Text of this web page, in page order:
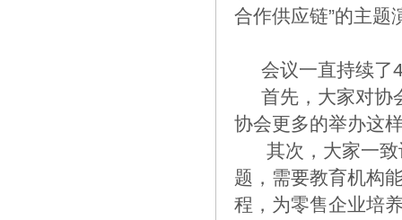
合作供应链”的主题
会议一直持续了4
首先，大家对协
协会更多的举办这
其次，大家一致
题，需要教育机构
程，为零售企业培